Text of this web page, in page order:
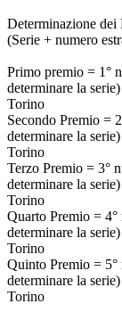
Determinazione dei
(Serie + numero
Primo premio = 1°
determinare la
Torino
Secondo Premio =
determinare la
Torino
Terzo Premio = 3°
determinare la
Torino
Quarto Premio =
determinare la
Torino
Quinto Premio = 5°
determinare la
Torino